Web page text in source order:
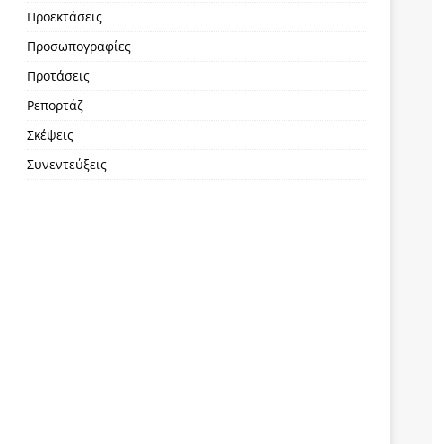
Προεκτάσεις
Προσωπογραφίες
Προτάσεις
Ρεπορτάζ
Σκέψεις
Συνεντεύξεις